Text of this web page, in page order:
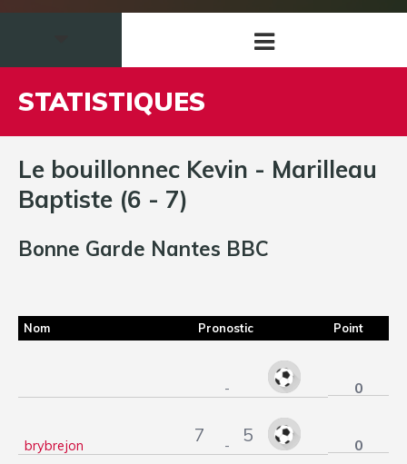
STATISTIQUES
Le bouillonnec Kevin - Marilleau
Baptiste (6 - 7)
Bonne Garde Nantes BBC
Nom Pronostic Point
- 0
brybrejon 7 - 5 0